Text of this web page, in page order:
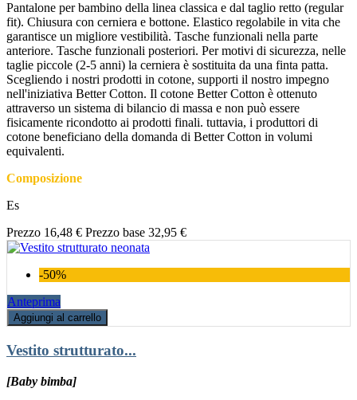
Pantalone per bambino della linea classica e dal taglio retto (regular
fit). Chiusura con cerniera e bottone. Elastico regolabile in vita che
garantisce un migliore vestibilità. Tasche funzionali nella parte
anteriore. Tasche funzionali posteriori. Per motivi di sicurezza, nelle
taglie piccole (2-5 anni) la cerniera è sostituita da una finta patta.
Scegliendo i nostri prodotti in cotone, supporti il nostro impegno
nell'iniziativa Better Cotton. Il cotone Better Cotton è ottenuto
attraverso un sistema di bilancio di massa e non può essere
fisicamente ricondotto ai prodotti finali. tuttavia, i produttori di
cotone beneficiano della domanda di Better Cotton in volumi
equivalenti.
Composizione
Es
Prezzo 16,48 € Prezzo base 32,95 €
-50%
Anteprima
Aggiungi al carrello
Vestito strutturato...
[Baby bimba]